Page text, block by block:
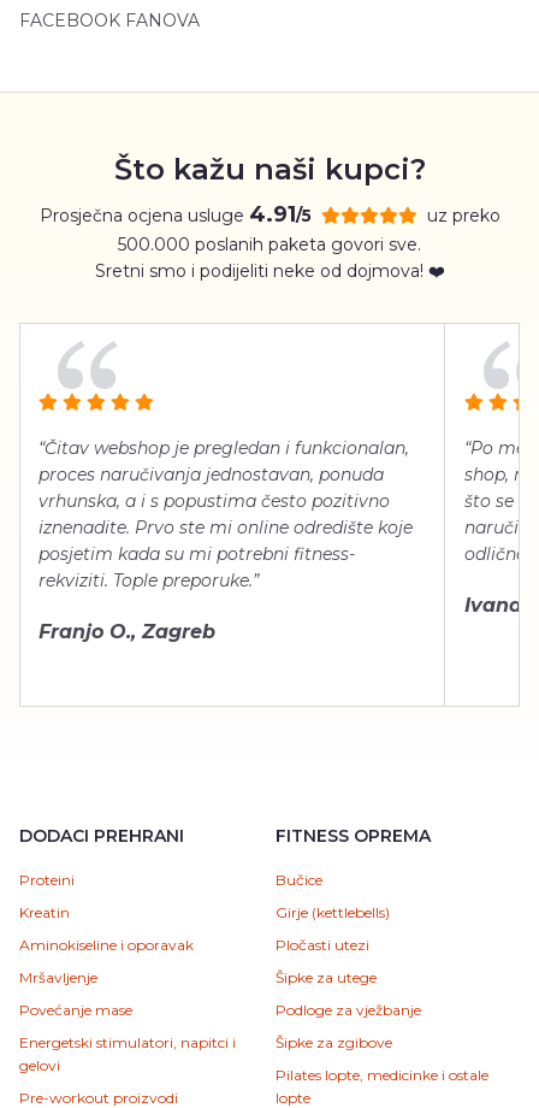
FACEBOOK FANOVA
Što kažu naši kupci?
Prosječna ocjena usluge 4.91/5
uz preko
500.000 poslanih paketa govori sve.
Sretni smo i podijeliti neke od dojmova! ❤️
“Čitav webshop je pregledan i funkcionalan,
proces naručivanja jednostavan, ponuda
vrhunska, a i s popustima često pozitivno
iznenadite. Prvo ste mi online odredište koje
posjetim kada su mi potrebni fitness-
rekviziti. Tople preporuke.”
Franjo O., Zagreb
“Po
shop,
što se
naručiti,
odlično
Ivana
DODACI PREHRANI
Proteini
Kreatin
Aminokiseline i oporavak
Mršavljenje
Povećanje mase
Energetski stimulatori, napitci i
gelovi
Pre-workout proizvodi
FITNESS OPREMA
Bučice
Girje (kettlebells)
Pločasti utezi
Šipke za utege
Podloge za vježbanje
Šipke za zgibove
Pilates lopte, medicinke i ostale
lopte